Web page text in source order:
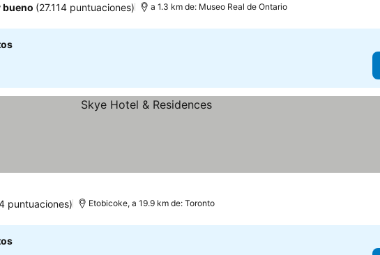
bueno (27.114 puntuaciones) a 1.3 km de: Museo Real de Ontario
puntuaciones) Etobicoke, a 19.9 km de: Toronto